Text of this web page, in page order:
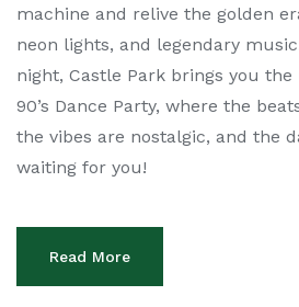
machine and relive the golden
neon lights, and legendary
night, Castle Park brings you the
90’s Dance Party, where the
the vibes are nostalgic, and the
waiting for you!
Read More